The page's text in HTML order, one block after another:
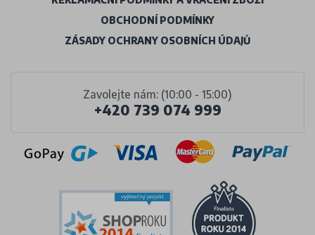
Zavolejte nám: (10:00 - 15:00)
+420 739 074 999
OBCHODNÍ PODMÍNKY
ZÁSADY OCHRANY OSOBNÍCH ÚDAJŮ